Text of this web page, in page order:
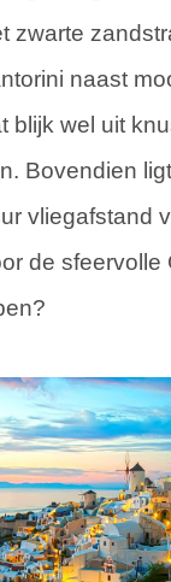
zwarte
naast
blijk wel uit
Bovendien
vliegafstand
de sfeervolle